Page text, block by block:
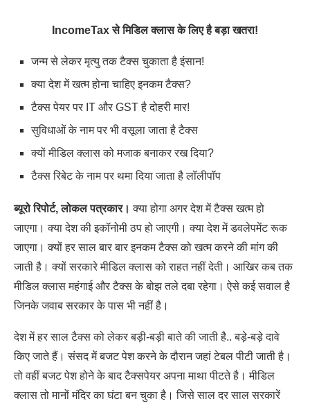
IncomeTax से मिडिल क्लास के लिए है बड़ा खतरा!
जन्म से लेकर मृत्यु तक टैक्स चुकाता है इंसान!
क्या देश में खत्म होना चाहिए इनकम टैक्स?
टैक्स पेयर पर IT और GST है दोहरी मार!
सुविधाओं के नाम पर भी वसूला जाता है टैक्स
क्यों मीडिल क्लास को मजाक बनाकर रख दिया?
टैक्स रिबेट के नाम पर थमा दिया जाता है लॉलीपॉप
ब्यूरो रिपोर्ट, लोकल पत्रकार। क्या होगा अगर देश में टैक्स खत्म हो
जाएगा। क्या देश की इकॉनोमी ठप हो जाएगी। क्या देश में डवलेपमेंट रूक
जाएगा। क्यों हर साल बार बार इनकम टैक्स को खत्म करने की मांग की
जाती है। क्यों सरकारे मीडिल क्लास को राहत नहीं देती। आखिर कब तक
मीडिल क्लास महंगाई और टैक्स के बोझ तले दबा रहेगा। ऐसे कई सवाल है
जिनके जवाब सरकार के पास भी नहीं है।
देश में हर साल टैक्स को लेकर बड़ी-बड़ी बाते की जाती है.. बड़े-बड़े दावे
किए जाते हैं। संसद में बजट पेश करने के दौरान जहां टेबल पीटी जाती है।
तो वहीं बजट पेश होने के बाद टैक्सपेयर अपना माथा पीटते है। मीडिल
क्लास तो मानों मंदिर का घंटा बन चुका है। जिसे साल दर साल सरकारें